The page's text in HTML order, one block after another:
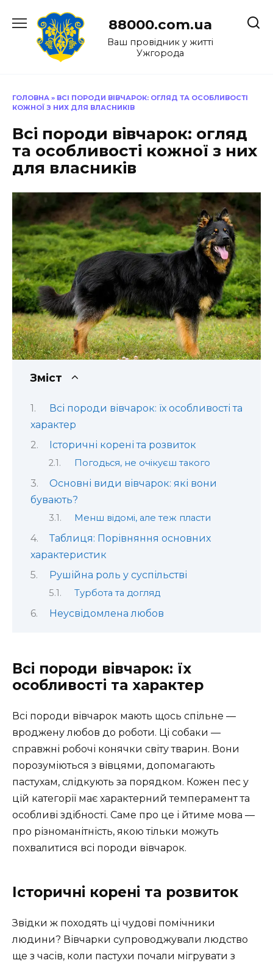
до
88000.com.ua
Ваш провідник у житті
Ужгорода
ГОЛОВНА » ВСІ ПОРОДИ ВІВЧАРОК: ОГЛЯД ТА ОСОБЛИВОСТІ
КОЖНОЇ З НИХ ДЛЯ ВЛАСНИКІВ
Всі породи вівчарок: огляд
та особливості кожної з них
для власників
Зміст
Всі породи вівчарок: їх особливості та
характер
Історичні корені та розвиток
Погодься, не очікуєш такого
Основні види вівчарок: які вони
бувають?
Менш відомі, але теж пласти
Таблиця: Порівняння основних
характеристик
Рушійна роль у суспільстві
Турбота та догляд
Неусвідомлена любов
Всі породи вівчарок: їх
особливості та характер
Всі породи вівчарок мають щось спільне —
вроджену любов до роботи. Ці собаки —
справжні робочі конячки світу тварин. Вони
порозуміються з вівцями, допомагають
пастухам, слідкують за порядком. Кожен пес у
цій категорії має характерний темперамент та
особливі здібності. Саме про це і йтиме мова —
про різноманітність, якою тільки можуть
похвалитися всі породи вівчарок.
Історичні корені та розвиток
Звідки ж походять ці чудові помічники
людини? Вівчарки супроводжували людство
ще з часів, коли пастухи почали мігрувати з